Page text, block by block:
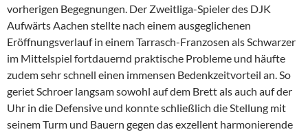
vorherigen Begegnungen. Der Zweitliga-Spieler des DJK
Aufwärts Aachen stellte nach einem ausgeglichenen
Eröffnungsverlauf in einem Tarrasch-Franzosen als Schwarzer
im Mittelspiel fortdauernd praktische Probleme und häufte
zudem sehr schnell einen immensen Bedenkzeitvorteil an. So
geriet Schroer langsam sowohl auf dem Brett als auch auf der
Uhr in die Defensive und konnte schließlich die Stellung mit
seinem Turm und Bauern gegen das exzellent harmonierende